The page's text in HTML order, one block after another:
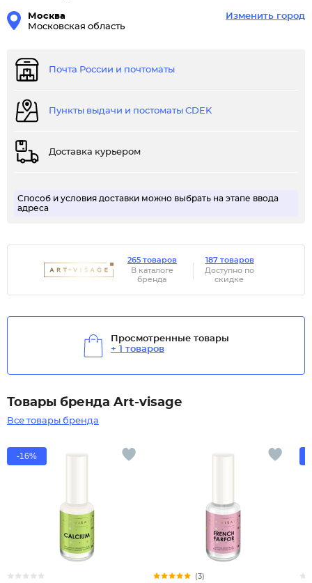
Москва
Московская область
Изменить город
Почта России и почтоматы
Пункты выдачи и постоматы CDEK
Доставка курьером
Способ и условия доставки можно выбрать на этапе ввода
адреса
265 товаров
В каталоге
бренда
187 товаров
Доступно по
скидке
Просмотренные товары
+ 1 товаров
Товары бренда Art-visage
Все товары бренда
-16%
(3)